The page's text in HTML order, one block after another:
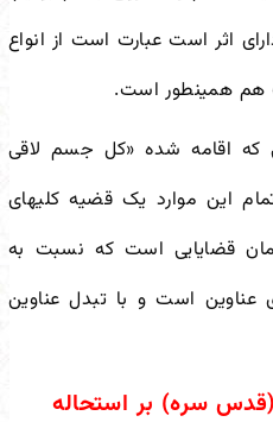
اثر است عبارت است از انواع
هم همینطور است.
که اقامه شده «کل جسم لاقی
این موارد یک قضیه کلیهای
قضایایی است که نسبت به
است و با تبدل عناوین
سره) بر استحاله